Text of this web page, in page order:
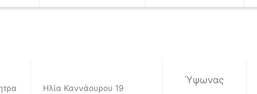
Ηλία Καννάουρου 19
Ύψωνας